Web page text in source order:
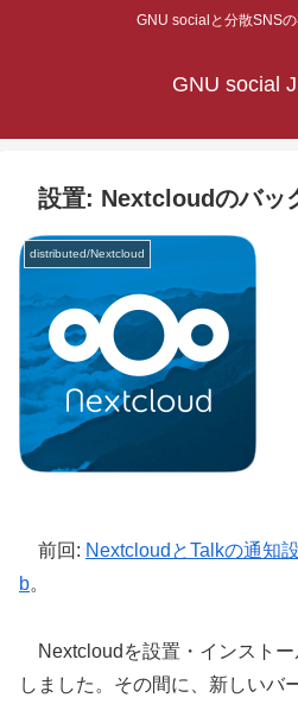
GNU socialと分散SNS
GNU social
設置: Nextcloudのバッ
distributed/Nextcloud
前回: NextcloudとTalkの通知
b。
Nextcloudを設置・インスト
しました。その間に、新しいバ